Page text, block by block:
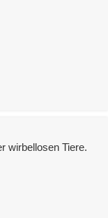
wirbellosen Tiere.